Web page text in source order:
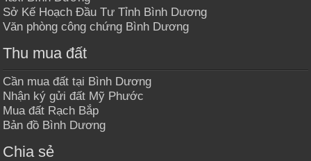
Sở Kế Hoạch Đầu Tư Tỉnh Bình Dương
Văn phòng công chứng Bình Dương
Thu mua đất
Cần mua đất tại Bình Dương
Nhận ký gửi đất Mỹ Phước
Mua đất Rạch Bắp
Bản đồ Bình Dương
Chia sẻ